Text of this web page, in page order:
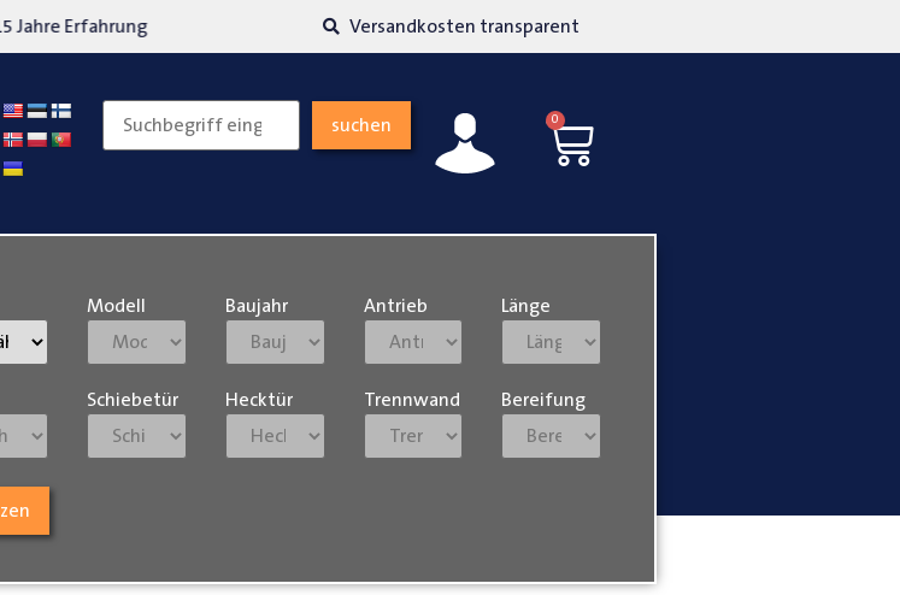
Erfahrung Versandkosten transparent
suchen 0
Modell Baujahr Antrieb Länge
Schiebetür Hecktür Trennwand Bereifung